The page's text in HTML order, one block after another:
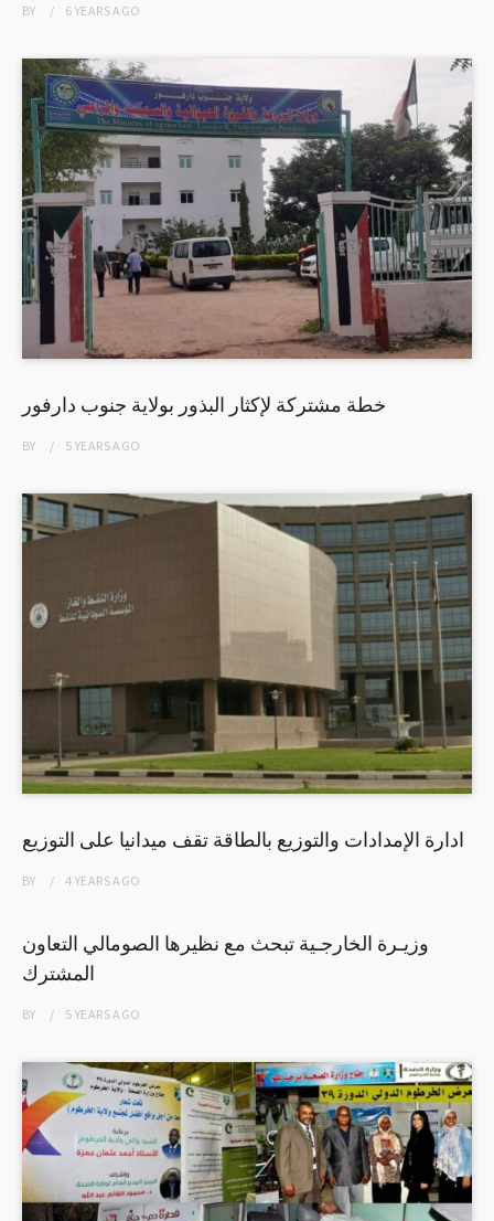
BY 6 YEARSAGO
خطة مشتركة لإكثار البذور بولاية جنوب دارفور
BY 5 YEARSAGO
ادارة الإمدادات والتوزيع بالطاقة تقف ميدانيا على التوزيع
BY 4 YEARSAGO
وزيـرة الخارجـية تبحث مع نظيرها الصومالي التعاون
المشترك
BY 5 YEARSAGO